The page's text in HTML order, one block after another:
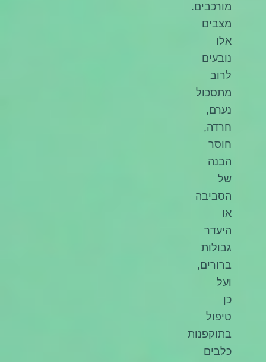
מורכבים.
מצבים
אלו
נובעים
לרוב
מתסכול
נערם,
חרדה,
חוסר
הבנה
של
הסביבה
או
היעדר
גבולות
ברורים,
ועל
טיפול
בתוקפנות
כלבים